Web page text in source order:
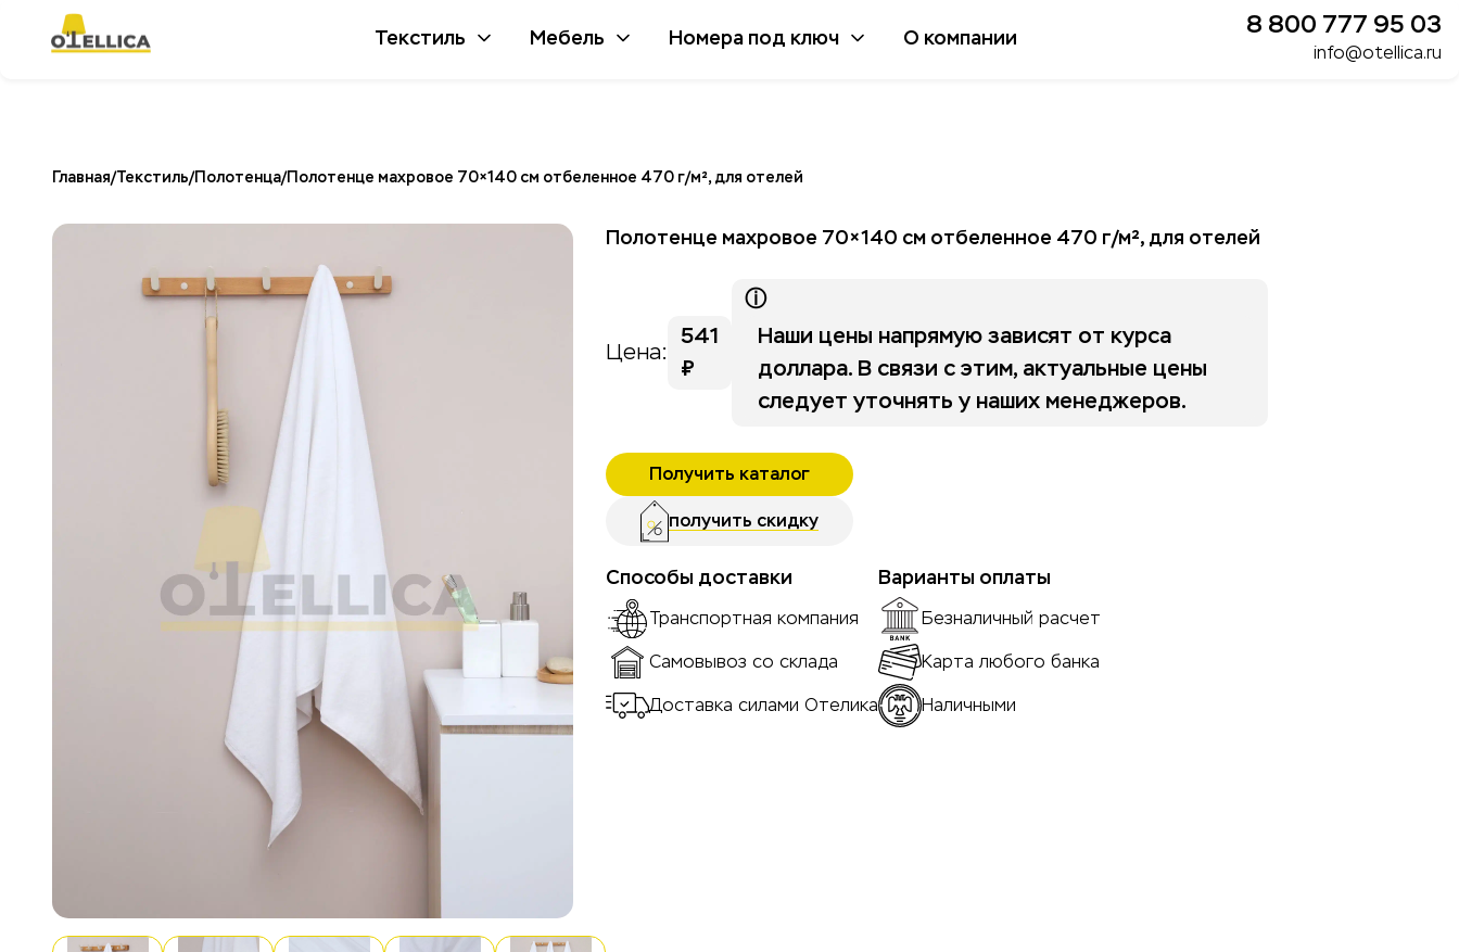
Текстиль Мебель Номера под ключ О компании 8 800 777 95 03
info@otellica.ru
Главная/Текстиль/Полотенца/Полотенце махровое 70×140 см отбеленное 470 г/м², для отелей
Полотенце махровое 70×140 см отбеленное 470 г/м², для отелей
Цена:
541
₽
ⓘ
Наши цены напрямую зависят от курса
доллара. В связи с этим, актуальные цены
следует уточнять у наших менеджеров.
Получить каталог
получить скидку
Способы доставки
Транспортная компания
Самовывоз со склада
Доставка силами Отелика
Варианты оплаты
Безналичный расчет
Карта любого банка
Наличными